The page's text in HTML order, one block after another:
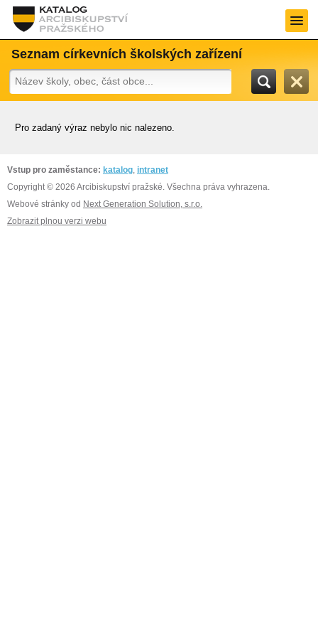
Seznam církevních školských zařízení
Pro zadaný výraz nebylo nic nalezeno.
Vstup pro zaměstance: katalog, intranet
Copyright © 2026 Arcibiskupství pražské. Všechna práva vyhrazena.
Webové stránky od Next Generation Solution, s.r.o.
Zobrazit plnou verzi webu